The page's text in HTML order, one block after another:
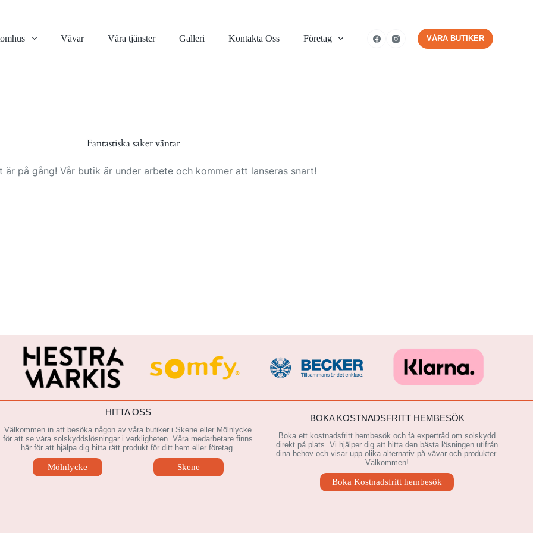
Vävar Våra tjänster Galleri Kontakta Oss Företag VÅRA BUTIKER
Fantastiska saker väntar
är på gång! Vår butik är under arbete och kommer att lanseras snart!
HITTA OSS
Välkommen in att besöka någon av våra butiker i Skene eller Mölnlycke
för att se våra solskyddslösningar i verkligheten. Våra medarbetare finns
här för att hjälpa dig hitta rätt produkt för ditt hem eller företag.
Mölnlycke Skene
BOKA KOSTNADSFRITT HEMBESÖK
Boka ett kostnadsfritt hembesök och få expertråd om solskydd
direkt på plats. Vi hjälper dig att hitta den bästa lösningen utifrån
dina behov och visar upp olika alternativ på vävar och produkter.
Välkommen!
Boka Kostnadsfritt hembesök